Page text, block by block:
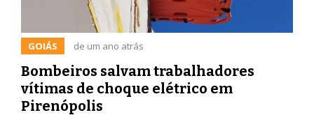
GOIÁS de um ano atrás
Bombeiros salvam trabalhadores
vítimas de choque elétrico em
Pirenópolis